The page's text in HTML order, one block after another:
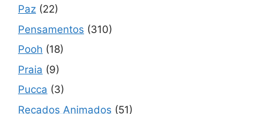
Paz (22)
Pensamentos (310)
Pooh (18)
Praia (9)
Pucca (3)
Recados Animados (51)